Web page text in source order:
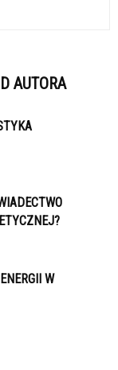
AUTORA
W